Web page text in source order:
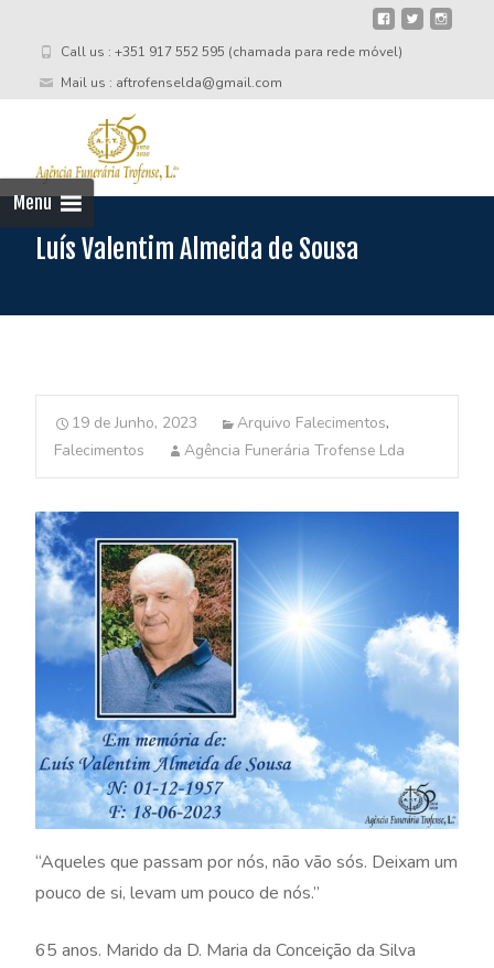
Call us : +351 917 552 595 (chamada para rede móvel)
Mail us : aftrofenselda@gmail.com
Menu
Luís Valentim Almeida de Sousa
19 de Junho, 2023 Arquivo Falecimentos,
Falecimentos
Agência Funerária Trofense Lda
“Aqueles que passam por nós, não vão sós. Deixam um
pouco de si, levam um pouco de nós.”
65 anos. Marido da D. Maria da Conceição da Silva